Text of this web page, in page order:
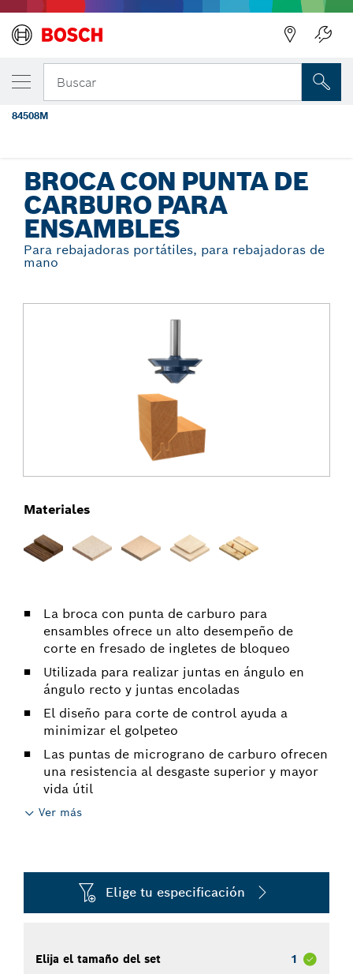
Buscar
BROCA CON PUNTA DE
CARBURO PARA
ENSAMBLES
Para rebajadoras portátiles, para rebajadoras de
mano
La broca con punta de carburo para
ensambles ofrece un alto desempeño de
corte en fresado de ingletes de bloqueo
Utilizada para realizar juntas en ángulo en
ángulo recto y juntas encoladas
El diseño para corte de control ayuda a
minimizar el golpeteo
Las puntas de micrograno de carburo ofrecen
una resistencia al desgaste superior y mayor
vida útil
Ver más
Materiales
Elige tu especificación
Elija el tamaño del set 1
TU VARIANTE SELECCIONADA
Broca con punta de carburo para
ensambles, 2-5/8" x 1-3/16"
84508M